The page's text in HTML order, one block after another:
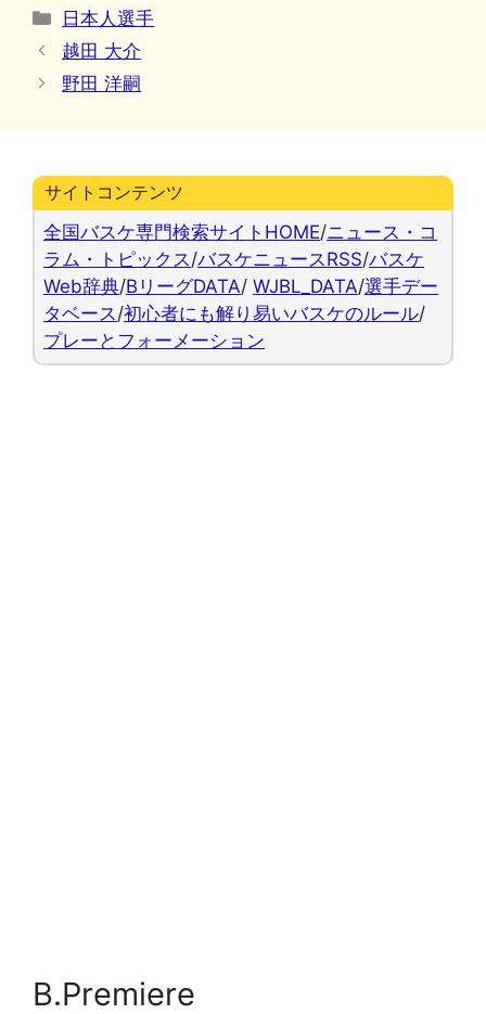
カ
テ
ゴ
リ
日本人選手
越田 大介
野田 洋嗣
サイトコンテンツ
全国バスケ専門検索サイトHOME/ニュース・コ
ラム・トピックス /バスケニュースRSS/バスケ
Web辞典/BリーグDATA/ WJBL_DATA/選手デー
タベース /初心者にも解り易いバスケのルール/
プレーとフォーメーション
B.Premiere